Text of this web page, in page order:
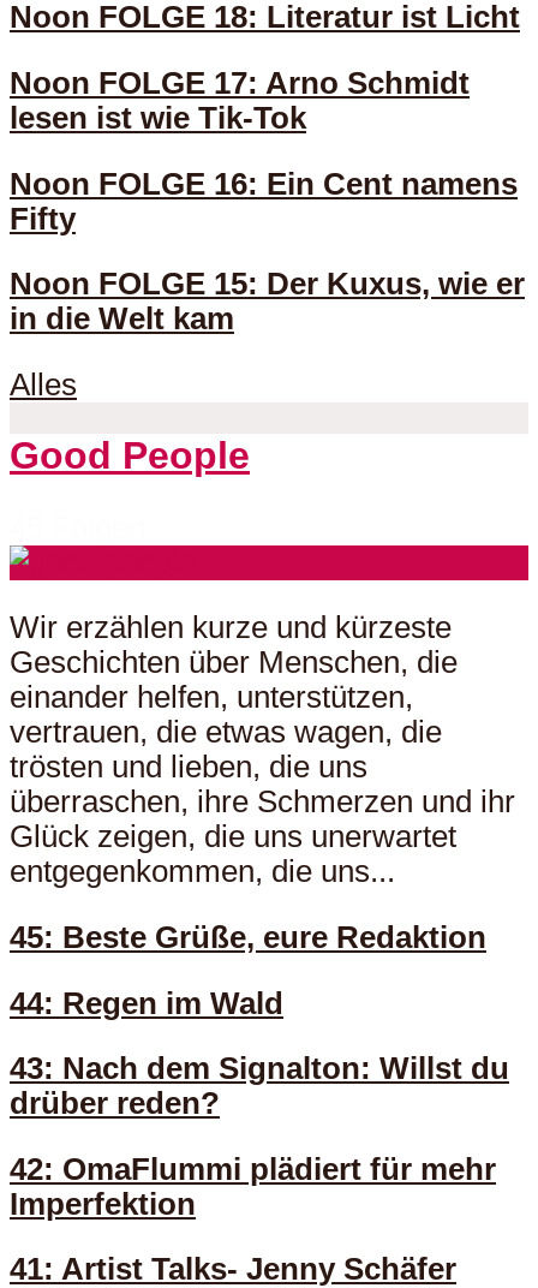
Noon FOLGE 18: Literatur ist Licht
Noon FOLGE 17: Arno Schmidt
lesen ist wie Tik-Tok
Noon FOLGE 16: Ein Cent namens
Fifty
Noon FOLGE 15: Der Kuxus, wie er
in die Welt kam
Alles
Good People
Wir erzählen kurze und kürzeste
Geschichten über Menschen, die
einander helfen, unterstützen,
vertrauen, die etwas wagen, die
trösten und lieben, die uns
überraschen, ihre Schmerzen und ihr
Glück zeigen, die uns unerwartet
entgegenkommen, die uns...
45: Beste Grüße, eure Redaktion
44: Regen im Wald
43: Nach dem Signalton: Willst du
drüber reden?
42: OmaFlummi plädiert für mehr
Imperfektion
41: Artist Talks- Jenny Schäfer